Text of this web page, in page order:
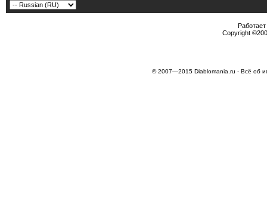
Copyright
© 2007—2015 Diablomania.ru - Всё об